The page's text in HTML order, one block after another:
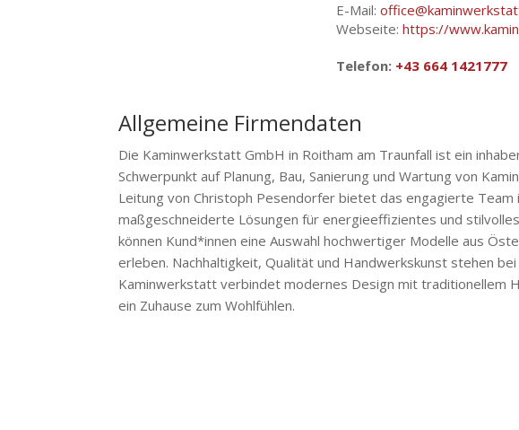
E-Mail:
Webseite:https://
Telefon: +43 664 1421777
Allgemeine Firmendaten
Die Kaminwerkstatt GmbH in Roitham am Traunfall ist ein
Schwerpunkt auf Planung, Bau, Sanierung und Wartung von
Leitung von Christoph Pesendorfer bietet das engagierte Team
maßgeschneiderte Lösungen für energieeffizientes und
können Kund*innen eine Auswahl hochwertiger Modelle aus
erleben. Nachhaltigkeit, Qualität und Handwerkskunst stehen
Kaminwerkstatt verbindet modernes Design mit traditionellem
ein Zuhause zum Wohlfühlen.